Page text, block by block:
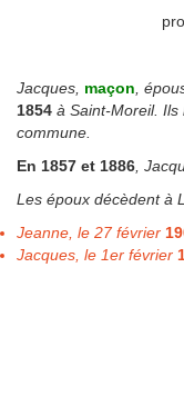
Jacques, maçon ,
1854 à Saint-Moreil.
commune.
En 1857 et 1886 ,
Les époux décèdent à
Jeanne, le 27 février
Jacques, le 1er février